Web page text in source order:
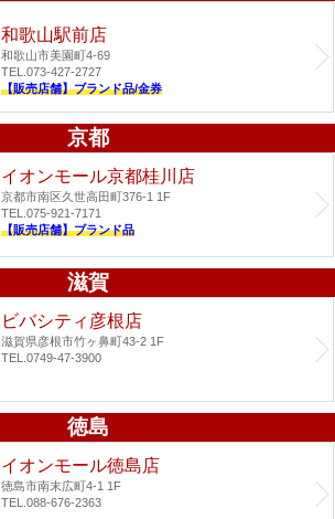
和歌山駅前店
和歌山市美園町4-69
TEL.073-427-2727
【販売店舗】ブランド品/金券
京都
イオンモール京都桂川店
京都市南区久世高田町376-1 1F
TEL.075-921-7171
【販売店舗】ブランド品
滋賀
ビバシティ彦根店
滋賀県彦根市竹ヶ鼻町43-2 1F
TEL.0749-47-3900
徳島
イオンモール徳島店
徳島市南末広町4-1 1F
TEL.088-676-2363